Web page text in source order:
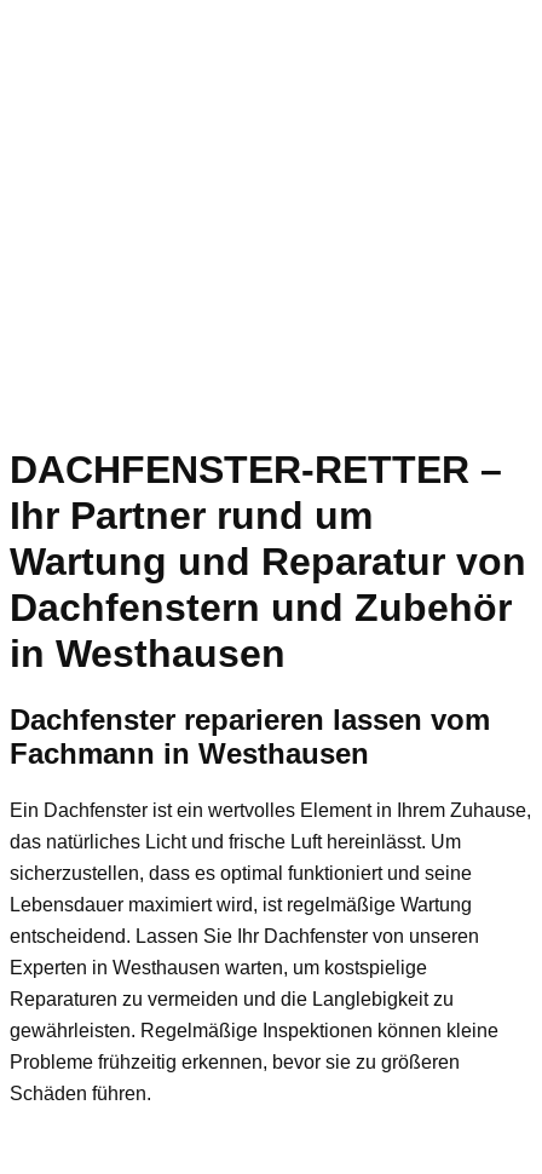
DACHFENSTER-RETTER –
Ihr Partner rund um
Wartung und Reparatur von
Dachfenstern und Zubehör
in Westhausen
Dachfenster reparieren lassen vom
Fachmann in Westhausen
Ein Dachfenster ist ein wertvolles Element in Ihrem Zuhause,
das natürliches Licht und frische Luft hereinlässt. Um
sicherzustellen, dass es optimal funktioniert und seine
Lebensdauer maximiert wird, ist regelmäßige Wartung
entscheidend. Lassen Sie Ihr Dachfenster von unseren
Experten in Westhausen warten, um kostspielige
Reparaturen zu vermeiden und die Langlebigkeit zu
gewährleisten. Regelmäßige Inspektionen können kleine
Probleme frühzeitig erkennen, bevor sie zu größeren
Schäden führen.